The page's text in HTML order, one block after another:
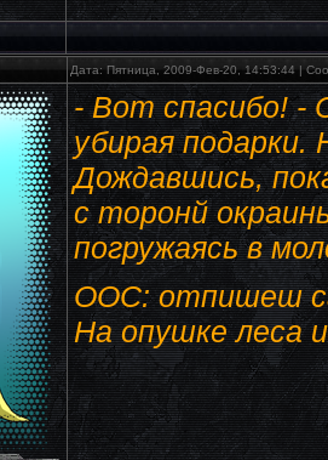
Дата: Пятница, 2009-Фев-20, 14:53:44 |
- Вот спасибо! -
убирая подарки.
Дождавшись,
с торонй
погружаясь в
ООС: отпишеш
На опушке леса